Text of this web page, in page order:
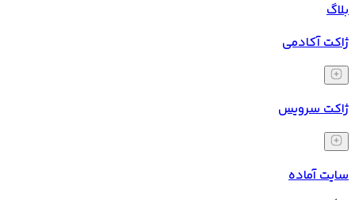
بلاگ
ژاکت آکادمی
ژاکت سرویس
سایت آماده